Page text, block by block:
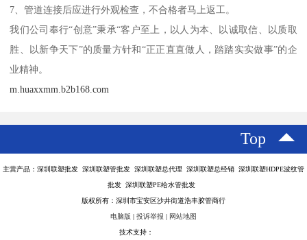
7、管道连接后应进行外观检查，不合格者马上返工。
我们公司奉行“创意”秉承“客户至上，以人为本、以诚取信、以质取
胜、以新争天下”的质量方针和“正正直直做人，踏踏实实做事”的企
业精神。
m.huaxxmm.b2b168.com
Top
主营产品：深圳联塑批发 深圳联塑管批发 深圳联塑总代理 深圳联塑总经销 深圳联塑HDPE波纹管
批发 深圳联塑PE给水管批发
版权所有：深圳市宝安区沙井街道浩丰胶管商行
电脑版 | 投诉举报 | 网站地图
技术支持：